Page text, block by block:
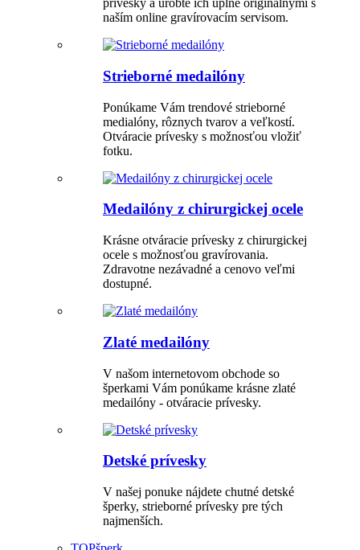
prívesky a urobte ich úplne originálnými s
naším online gravírovacím servisom.
Strieborné medailóny
Ponúkame Vám trendové strieborné
medialóny, rôznych tvarov a veľkostí.
Otváracie prívesky s možnosťou vložiť
fotku.
Medailóny z chirurgickej ocele
Krásne otváracie prívesky z chirurgickej
ocele s možnosťou gravírovania.
Zdravotne nezávadné a cenovo veľmi
dostupné.
Zlaté medailóny
V našom internetovom obchode so
šperkami Vám ponúkame krásne zlaté
medailóny - otváracie prívesky.
Detské prívesky
V našej ponuke nájdete chutné detské
šperky, strieborné prívesky pre tých
najmenších.